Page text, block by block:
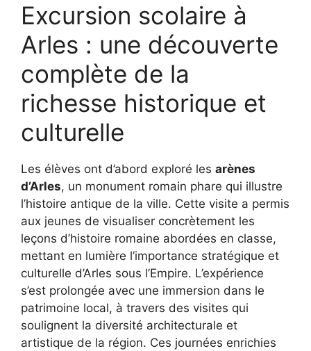
Excursion scolaire à
Arles : une découverte
complète de la
richesse historique et
culturelle
Les élèves ont d’abord exploré les arènes
d’Arles, un monument romain phare qui illustre
l’histoire antique de la ville. Cette visite a permis
aux jeunes de visualiser concrètement les
leçons d’histoire romaine abordées en classe,
mettant en lumière l’importance stratégique et
culturelle d’Arles sous l’Empire. L’expérience
s’est prolongée avec une immersion dans le
patrimoine local, à travers des visites qui
soulignent la diversité architecturale et
artistique de la région. Ces journées enrichies